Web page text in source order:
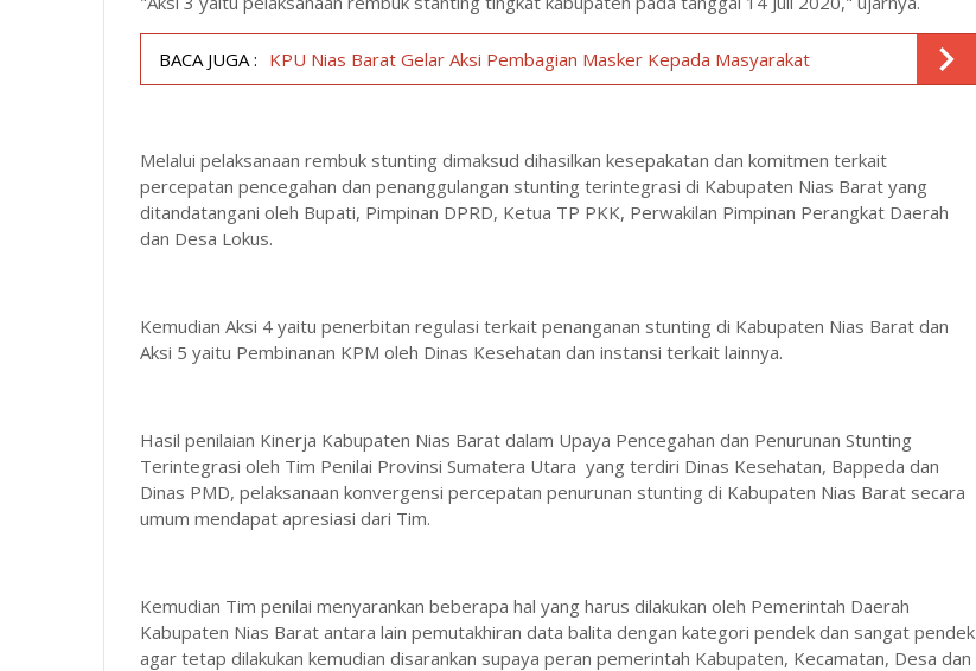
BACA JUGA : KPU Nias Barat Gelar Aksi Pembagian Masker Kepada Masyarakat
Melalui pelaksanaan rembuk stunting dimaksud dihasilkan kesepakatan dan komitmen terkait
percepatan pencegahan dan penanggulangan stunting terintegrasi di Kabupaten Nias Barat yang
ditandatangani oleh Bupati, Pimpinan DPRD, Ketua TP PKK, Perwakilan Pimpinan Perangkat Daerah
dan Desa Lokus.
Kemudian Aksi 4 yaitu penerbitan regulasi terkait penanganan stunting di Kabupaten Nias Barat dan
Aksi 5 yaitu Pembinanan KPM oleh Dinas Kesehatan dan instansi terkait lainnya.
Hasil penilaian Kinerja Kabupaten Nias Barat dalam Upaya Pencegahan dan Penurunan Stunting
Terintegrasi oleh Tim Penilai Provinsi Sumatera Utara yang terdiri Dinas Kesehatan, Bappeda dan
Dinas PMD, pelaksanaan konvergensi percepatan penurunan stunting di Kabupaten Nias Barat secara
umum mendapat apresiasi dari Tim.
Kemudian Tim penilai menyarankan beberapa hal yang harus dilakukan oleh Pemerintah Daerah
Kabupaten Nias Barat antara lain pemutakhiran data balita dengan kategori pendek dan sangat pendek
agar tetap dilakukan kemudian disarankan supaya peran pemerintah Kabupaten, Kecamatan, Desa dan